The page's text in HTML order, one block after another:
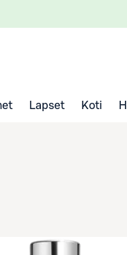
Lapset Koti